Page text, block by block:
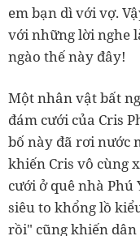
em bạn dì với vợ.
với những lời nghe
ngào thế này đây!
Một nhân vật bất
đám cưới của Cris
bố này đã rơi nước
khiến Cris vô cùng
cưới ở quê nhà Phú
siêu to khổng lồ
rồi" cũng khiến